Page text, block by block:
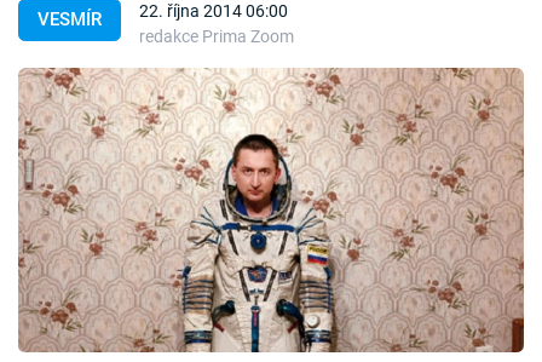
Témata
Témata
Pořady
TV Program
Časopis
VESMÍR
22. října 2014 06:00
redakce Prima Zoom